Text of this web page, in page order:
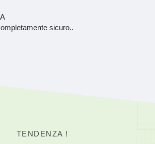
sicuro..
TENDENZA !